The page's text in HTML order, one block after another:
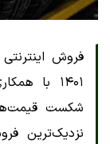
فروش
۱۴۰۱ با
شکست قیمت‌ها
نزدیک‌ترین